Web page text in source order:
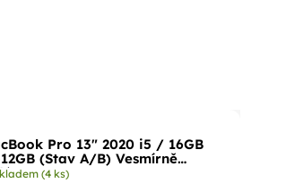
Pro 13" 2020 i5 / 16GB
(Stav A/B) Vesmírně
(4 ks)